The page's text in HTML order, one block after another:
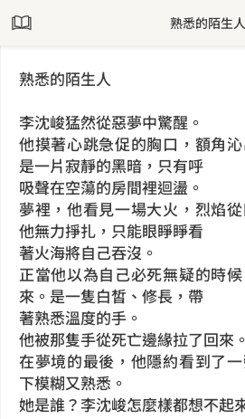
熟悉的陌生人
熟悉的陌生人
李沈峻猛然從惡夢中驚醒。
他摸著心跳急促的胸口，額角
是一片寂靜的黑暗，只有呼
吸聲在空蕩的房間裡迴盪。
夢裡，他看見一場大火，烈焰
他無力掙扎，只能眼睜睜看
著火海將自己吞沒。
正當他以為自己必死無疑的時
來。是一隻白皙、修長，帶
著熟悉溫度的手。
他被那隻手從死亡邊緣拉了回來。
在夢境的最後，他隱約看到了
下模糊又熟悉。
她是誰？李沈峻怎麼樣都想不起